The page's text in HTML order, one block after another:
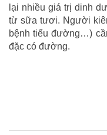
lại nhiều giá trị dinh
từ sữa tươi. Người
bệnh tiểu đường…)
đặc có đường.